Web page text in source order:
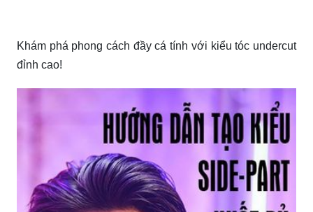
Khám phá phong cách đầy cá tính với kiểu tóc undercut
đỉnh cao!